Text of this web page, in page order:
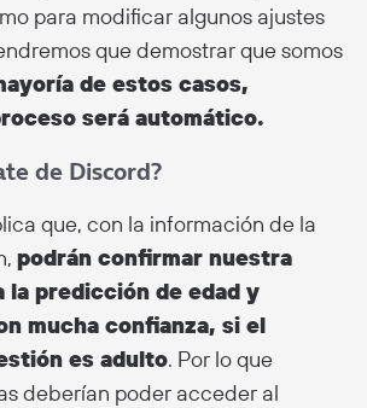
para modificar algunos ajustes
que demostrar que somos
de estos casos,
será automático.
de Discord?
que, con la información de la
podrán confirmar nuestra
la predicción de edad y
mucha confianza, si el
es adulto. Por lo que
deberían poder acceder al